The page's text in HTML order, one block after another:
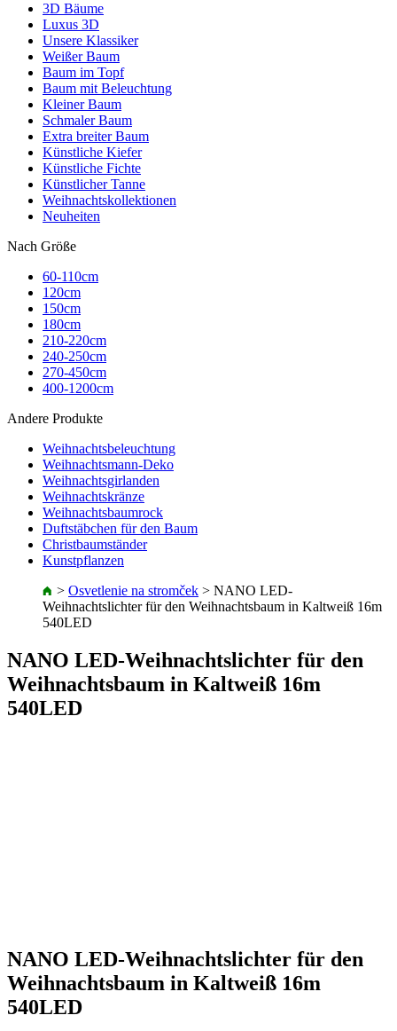
3D Bäume
Luxus 3D
Unsere Klassiker
Weißer Baum
Baum im Topf
Baum mit Beleuchtung
Kleiner Baum
Schmaler Baum
Extra breiter Baum
Künstliche Kiefer
Künstliche Fichte
Künstlicher Tanne
Weihnachtskollektionen
Neuheiten
Nach Größe
60-110cm
120cm
150cm
180cm
210-220cm
240-250cm
270-450cm
400-1200cm
Andere Produkte
Weihnachtsbeleuchtung
Weihnachtsmann-Deko
Weihnachtsgirlanden
Weihnachtskränze
Weihnachtsbaumrock
Duftstäbchen für den Baum
Christbaumständer
Kunstpflanzen
> Osvetlenie na stromček > NANO LED-
Weihnachtslichter für den Weihnachtsbaum in Kaltweiß 16m
540LED
NANO LED-Weihnachtslichter für den
Weihnachtsbaum in Kaltweiß 16m
540LED
NANO LED-Weihnachtslichter für den
Weihnachtsbaum in Kaltweiß 16m
540LED